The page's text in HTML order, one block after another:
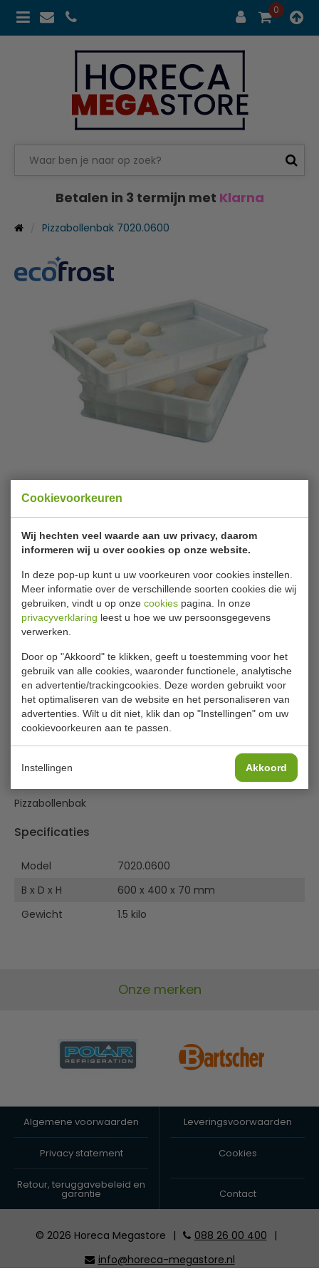
Cookievoorkeuren
Wij hechten veel waarde aan uw privacy, daarom
informeren wij u over cookies op onze website.
In deze pop-up kunt u uw voorkeuren voor cookies instellen.
Meer informatie over de verschillende soorten cookies die wij
gebruiken, vindt u op onze cookies pagina. In onze
privacyverklaring leest u hoe we uw persoonsgegevens
verwerken.
Door op "Akkoord" te klikken, geeft u toestemming voor het
gebruik van alle cookies, waaronder functionele, analytische
en advertentie/trackingcookies. Deze worden gebruikt voor
het optimaliseren van de website en het personaliseren van
advertenties. Wilt u dit niet, klik dan op "Instellingen" om uw
cookievoorkeuren aan te passen.
Instellingen Akkoord
0
Betalen in 3 termijn met Klarna
Pizzabollenbak 7020.0600
EcoFrost | Pizzabollenbak | 7020.0600
Merk
EcoFrost
Artikelnummer
7020.0600
Levertijd
Op voorraad (1 - 2
werkdagen)
€ 20,00 | Voordeel € 2,00
€ 18,00excl. btw
€ 21,78 incl. btw
In winkelwagentje
Ofbetaal met Klarna
Pizzabollenbak
Specificaties
Model
7020.0600
B x D x H
600 x 400 x 70 mm
Gewicht
1.5 kilo
Onze merken
Algemene voorwaarden Leveringsvoorwaarden
Privacy statement Cookies
Retour, teruggavebeleid en
garantie Contact
© 2026 Horeca Megastore | 088 26 00 400
|
info@horeca-megastore.nl